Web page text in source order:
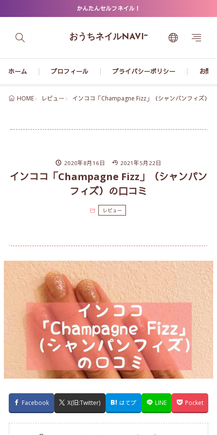
かんたんセルフネイル！
おうちネイルNAVI~
ホーム プロフィール プライバシーポリシー お問
HOME レビュー インココ「Champagne Fizz」（シャンパンフィズ）
2020年8月16日 2021年5月22日
インココ「Champagne Fizz」（シャンパン
フィズ）の口コミ
レビュー
Facebook X(旧:Twitter) はてブ LINE Pocket